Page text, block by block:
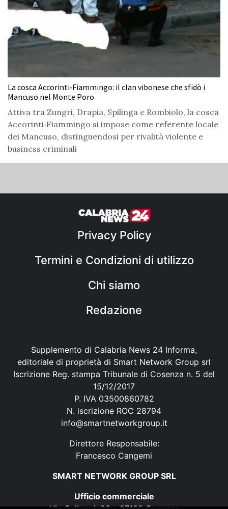
La cosca Accorinti‑Fiammingo: il clan vibonese che sfidò i
Mancuso nel Monte Poro
Attiva tra Zungri, Drapia, Spilinga e Rombiolo, la cosca
Accorinti‑Fiammingo si impose come referente locale
dei Mancuso, distinguendosi per rivalità violente e
business criminali
Privacy Policy
Termini e Condizioni di utilizzo
Chi siamo
Redazione
Supplemento di Calabria News 24 Informa,
editoriale di proprietà di Smart Network Group srl
Iscrizione Reg. stampa Tribunale di Cosenza n. 5 del
15/12/2017
P. IVA 03500860782
N. iscrizione ROC 28794
info@smartnetworkgroup.it
Direttore Responsabile:
Francesco Cangemi
SMART NETWORK GROUP SRL
Ufficio commerciale